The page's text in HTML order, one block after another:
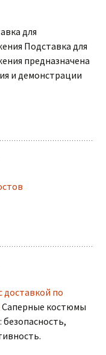
для
Подставка для
предназначена
и демонстрации
доставкой по
Саперные костюмы
безопасность,